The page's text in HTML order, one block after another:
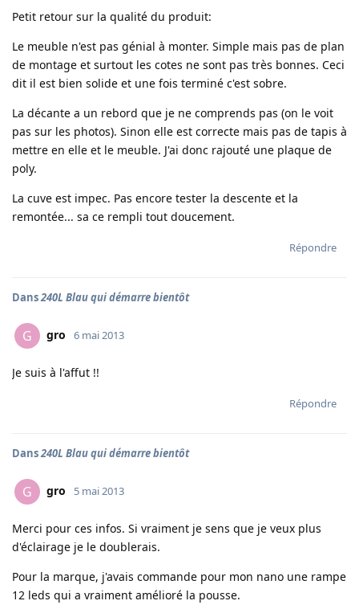
Petit retour sur la qualité du produit:
Le meuble n'est pas génial à monter. Simple mais pas de plan
de montage et surtout les cotes ne sont pas très bonnes. Ceci
dit il est bien solide et une fois terminé c'est sobre.
La décante a un rebord que je ne comprends pas (on le voit
pas sur les photos). Sinon elle est correcte mais pas de tapis à
mettre en elle et le meuble. J'ai donc rajouté une plaque de
poly.
La cuve est impec. Pas encore tester la descente et la
remontée... sa ce rempli tout doucement.
Répondre
Dans240L Blau qui démarre bientôt
G gro 6 mai 2013
Je suis à l'affut !!
Répondre
Dans240L Blau qui démarre bientôt
G gro 5 mai 2013
Merci pour ces infos. Si vraiment je sens que je veux plus
d'éclairage je le doublerais.
Pour la marque, j'avais commande pour mon nano une rampe
12 leds qui a vraiment amélioré la pousse.